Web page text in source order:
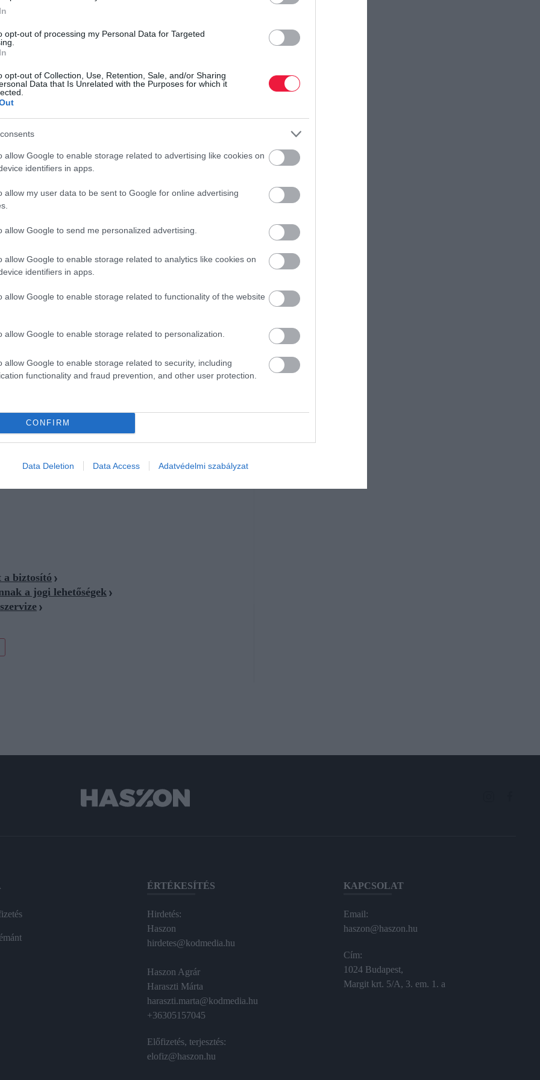
opt-out of processing my Personal Data for Targeted
opt-out of Collection, Use, Retention, Sale, and/or Sharing
Data that Is Unrelated with the Purposes for which it
allow Google to enable storage related to advertising like cookies on
identifiers in apps.
allow my user data to be sent to Google for online advertising
allow Google to send me personalized advertising.
allow Google to enable storage related to analytics like cookies on
identifiers in apps.
allow Google to enable storage related to functionality of the website
allow Google to enable storage related to personalization.
allow Google to enable storage related to security, including
functionality and fraud prevention, and other user protection.
CONFIRM
Data Deletion Data Access Adatvédelmi szabályzat
a legtöbb kárt a céges autókban
zöme megelőzhető lenne. A gumiproblémák és az
szakértői kiemelik: a modern autók már sokszor
rendszer elmaradásával), ilyenkor nem szabad várni a
Az Euro NCAP tavaly közzétett biztonsági tesztje több
csupán négycsillagosra értékeltek, ráadásul nem is az
szerkezeti hibák miatt.
épp a szenzorok és a szoftveres támogatás hiánya
– ezúttal viszont egyszerű konstrukciós problémák
Tiggo 8 egyaránt az oldalirányú védelemnél
nem nyílt ki megfelelően az első teszt során, majd a
levált a tetőszerkezetről. Egy ilyen hiba súlyosan
szánt Inster oldalirányú töréstesztjén a vezetőoldali ajtó
jelenti, hanem konkrét életveszélyt is, hiszen nagy
törésteszt nem a vég: az egyterű 2024-ben mindössze
2025-ben már négycsillagos minősítést kapott. Egy
a masszív, jól tervezett karosszériát – az Euro NCAP
autóvásárláshoz.
a biztosító
a jogi lehetőségek
ÉRTÉKESÍTÉS
Hirdetés:
Haszon
hirdetes@kodmedia.hu
Haszon Agrár
Haraszti Márta
haraszti.marta@kodmedia.hu
+36305157045
Előfizetés, terjesztés:
elofiz@haszon.hu
KAPCSOLAT
Email:
haszon@haszon.hu
Cím:
1024 Budapest,
Margit krt. 5/A, 3. em. 1. a